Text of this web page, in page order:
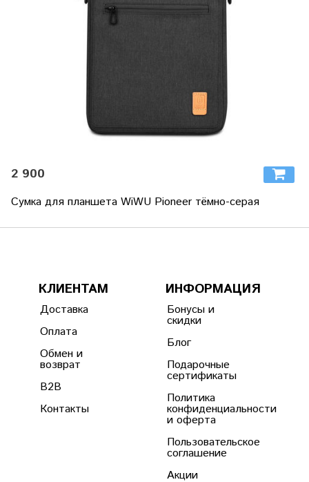
2 900
Сумка для планшета WiWU Pioneer тёмно-серая
КЛИЕНТАМ
Доставка
Оплата
Обмен и
возврат
B2B
Контакты
ИНФОРМАЦИЯ
Бонусы и
скидки
Блог
Подарочные
сертификаты
Политика
конфиденциальности
и оферта
Пользовательское
соглашение
Акции